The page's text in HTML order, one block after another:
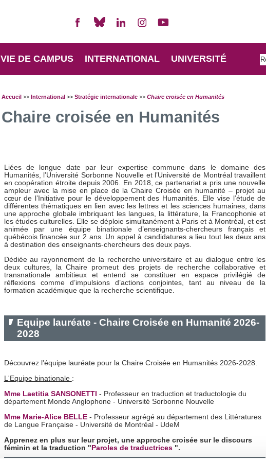
VIE DE CAMPUS INTERNATIONAL UNIVERSITÉ
Accueil>> International>> Stratégie internationale>> Chaire croisée en Humanités
Chaire croisée en Humanités
Liées de longue date par leur expertise commune dans le domaine des
Humanités, l’Université Sorbonne Nouvelle et l’Université de Montréal travaillent
en coopération étroite depuis 2006. En 2018, ce partenariat a pris une nouvelle
ampleur avec la mise en place de la Chaire Croisée en humanité – projet au
cœur de l’Initiative pour le développement des Humanités. Elle vise l’étude de
différentes thématiques en lien avec les lettres et les sciences humaines, dans
une approche globale imbriquant les langues, la littérature, la Francophonie et
les études culturelles. Elle se déploie simultanément à Paris et à Montréal, et est
animée par une équipe binationale d’enseignants-chercheurs français et
québécois financée sur 2 ans. Un appel à candidatures a lieu tout les deux ans
à destination des enseignants-chercheurs des deux pays.
Dédiée au rayonnement de la recherche universitaire et au dialogue entre les
deux cultures, la Chaire promeut des projets de recherche collaborative et
transnationale ambitieux et entend se constituer en espace privilégié de
réflexions comme d’impulsions d’actions conjointes, tant au niveau de la
formation académique que la recherche scientifique.
Equipe lauréate - Chaire Croisée en Humanité 2026-
2028
Découvrez l'équipe lauréate pour la Chaire Croisée en Humanités 2026-2028.
L'Equipe binationale :
Mme Laetitia SANSONETTI - Professeur en traduction et traductologie du
département Monde Anglophone - Université Sorbonne Nouvelle
Mme Marie-Alice BELLE- Professeur agrégé au département des Littératures
de Langue Française - Université de Montréal - UdeM
Apprenez en plus sur leur projet, une approche croisée sur le discours
féminin et la traduction "Paroles de traductrices ".